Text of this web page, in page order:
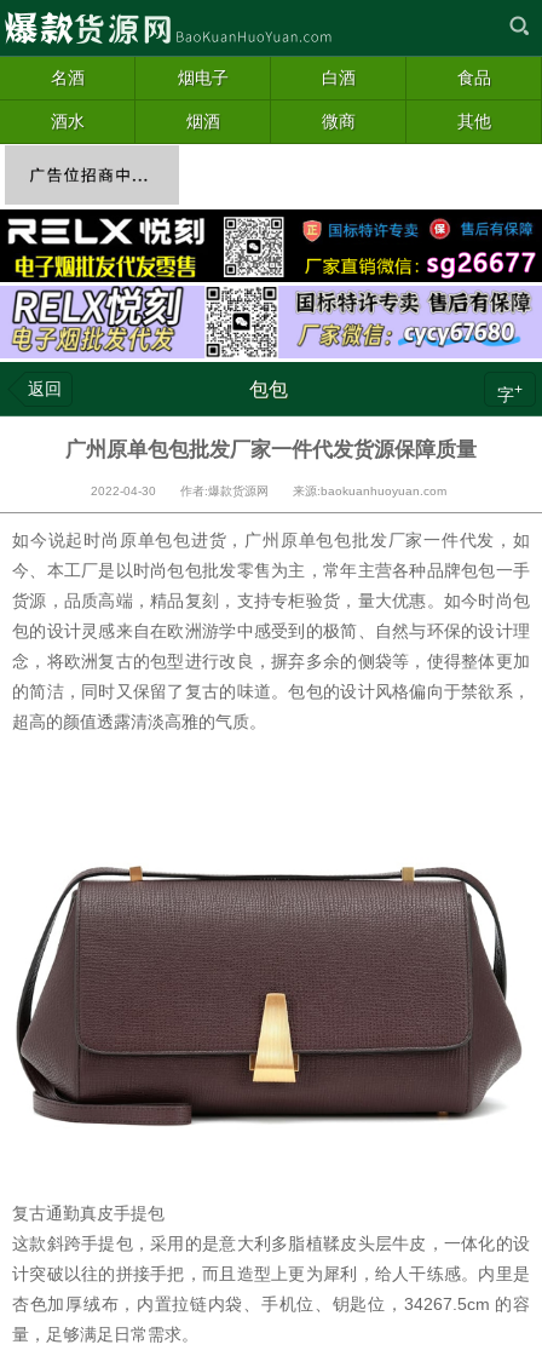
名酒 烟电子 白酒 食品
酒水 烟酒 微商 其他
返回 包包 字+
广州原单包包批发厂家一件代发货源保障质量
2022-04-30 作者:爆款货源网 来源:baokuanhuoyuan.com
如今说起时尚原单包包进货，广州原单包包批发厂家一件代发，如
今、本工厂是以时尚包包批发零售为主，常年主营各种品牌包包一手
货源，品质高端，精品复刻，支持专柜验货，量大优惠。如今时尚包
包的设计灵感来自在欧洲游学中感受到的极简、自然与环保的设计理
念，将欧洲复古的包型进行改良，摒弃多余的侧袋等，使得整体更加
的简洁，同时又保留了复古的味道。包包的设计风格偏向于禁欲系，
超高的颜值透露清淡高雅的气质。
复古通勤真皮手提包
这款斜跨手提包，采用的是意大利多脂植鞣皮头层牛皮，一体化的设
计突破以往的拼接手把，而且造型上更为犀利，给人干练感。内里是
杏色加厚绒布，内置拉链内袋、手机位、钥匙位，34267.5cm 的容
量，足够满足日常需求。